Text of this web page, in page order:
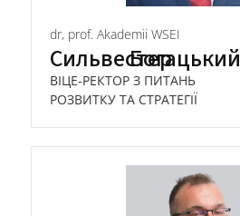
dr, prof. Akademii WSEI
СильвестерБогацький
ВІЦЕ-РЕКТОР З ПИТАНЬ
РОЗВИТКУ ТА СТРАТЕГІЇ